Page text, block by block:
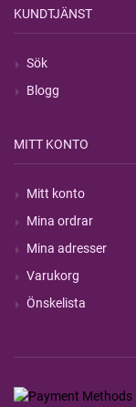
KUNDTJÄNST
Sök
Blogg
MITT KONTO
Mitt konto
Mina ordrar
Mina adresser
Varukorg
Önskelista